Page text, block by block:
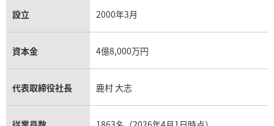
設立 2000年3月
資本金 4億8,000万円
代表取締役社長 鹿村 大志